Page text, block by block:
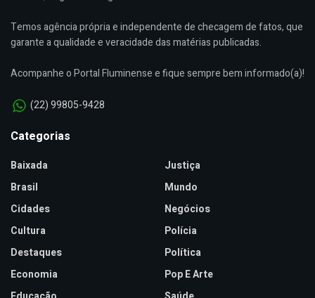
Temos agência própria e independente de checagem de fatos, que
garante a qualidade e veracidade das matérias publicadas.
Acompanhe o Portal Fluminense e fique sempre bem informado(a)!
(22) 99805-9428
Categorias
Baixada
Brasil
Cidades
Cultura
Destaques
Economia
Justiça
Mundo
Negócios
Polícia
Política
Pop E Arte